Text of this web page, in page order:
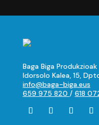
Baga Biga Produkzioak
Idorsolo Kalea, 15,
info@baga-biga.eus
659 975 820 / 618